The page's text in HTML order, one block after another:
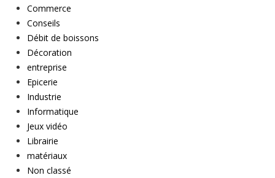
Commerce
Conseils
Débit de boissons
Décoration
entreprise
Epicerie
Industrie
Informatique
Jeux vidéo
Librairie
matériaux
Non classé